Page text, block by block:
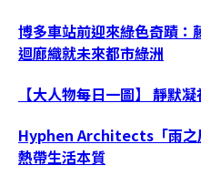
博多車站前迎來綠色奇蹟：
迴廊織就未來都市綠洲
【大人物每日一圖】 靜默
Hyphen Architects「雨之
熱帶生活本質